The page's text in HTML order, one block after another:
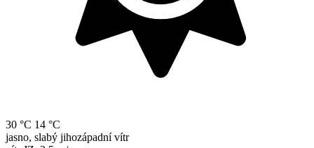
30 °C 14 °C
jasno, slabý jihozápadní vítr